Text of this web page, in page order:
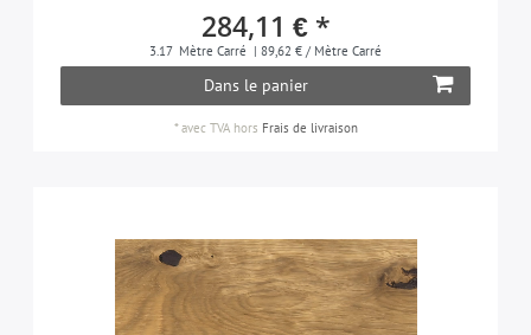
284,11 € *
3.17 Mètre Carré | 89,62 € / Mètre Carré
Dans le panier
*avec TVAhors Frais de livraison